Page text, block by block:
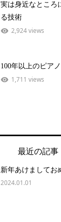
実は身近なところ
る技術
2,924 views
100年以上のピア
1,711 views
最近の記事
新年あけましてお
2024.01.01